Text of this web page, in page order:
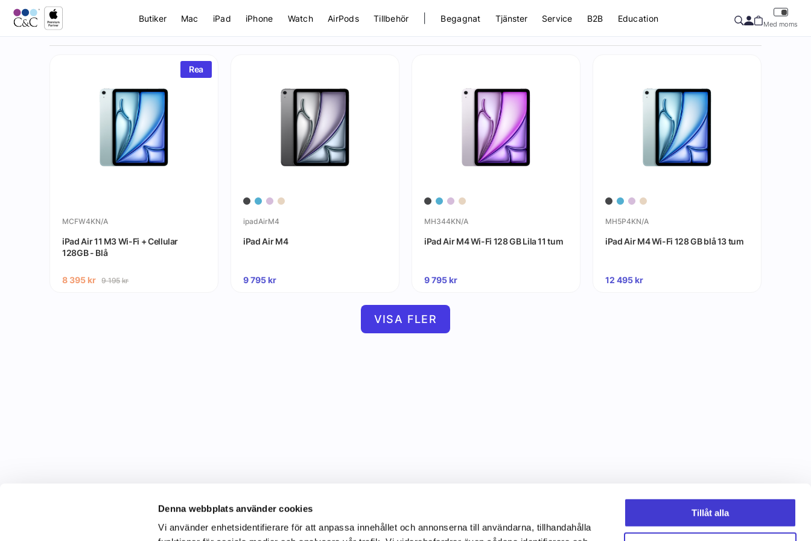
Denna webbplats använder cookies
Vi använder enhetsidentifierare för att anpassa innehållet och annonserna till användarna, tillhandahålla
Tillåt alla
Butiker Mac iPad iPhone Watch AirPods Tillbehör Begagnat Tjänster Service B2B Education
Med moms
Rea
MCFW4KN/A
iPad Air 11 M3 Wi-Fi + Cellular
128GB - Blå
8 395 kr 9 195kr
ipadAirM4
iPad Air M4
9 795kr
MH344KN/A
iPad Air M4 Wi-Fi 128 GB Lila 11 tum
9 795kr
MH5P4KN/A
iPad Air M4 Wi-Fi 128 GB blå 13 tum
12 495kr
VISA FLER
C&C Information